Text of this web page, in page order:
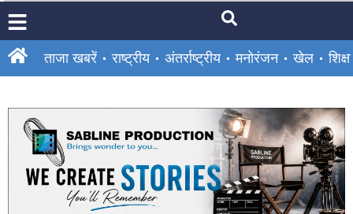
ताजा खबरें राष्ट्रीय अंतर्राष्ट्रीय मनोरंजन खेल शिक्षा